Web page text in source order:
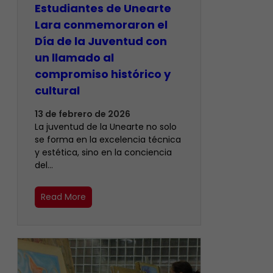
Estudiantes de Unearte
Lara conmemoraron el
Día de la Juventud con
un llamado al
compromiso histórico y
cultural
13 de febrero de 2026
La juventud de la Unearte no solo
se forma en la excelencia técnica
y estética, sino en la conciencia
del…
Read More